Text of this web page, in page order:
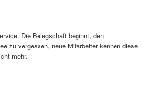
Die Belegschaft beginnt, den
zu vergessen, neue Mitarbeiter kennen diese
mehr.